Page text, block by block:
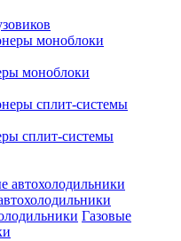
моноблоки
сплит-системы
Газовые